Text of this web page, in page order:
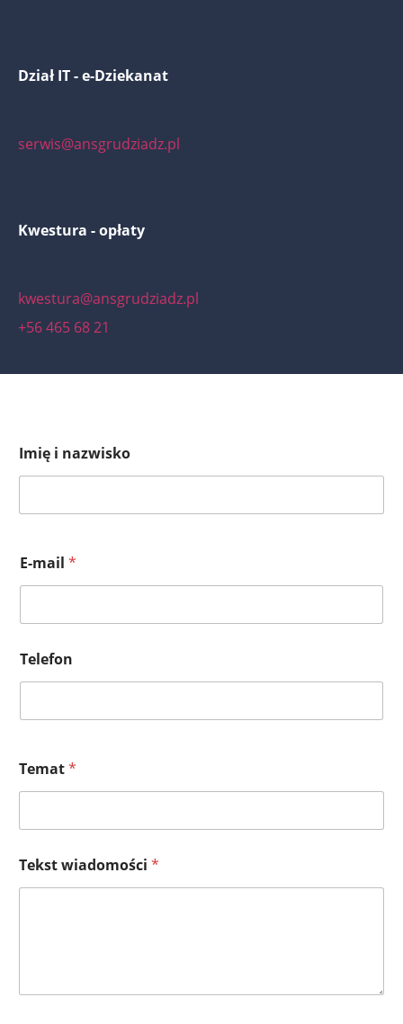
Dział IT - e-Dziekanat
serwis@ansgrudziadz.pl
Kwestura - opłaty
kwestura@ansgrudziadz.pl
+56 465 68 21
Imię i nazwisko
E-mail *
Telefon
Temat*
Tekst wiadomości *